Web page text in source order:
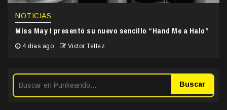
NOTICIAS
Miss May I presentó su nuevo sencillo “Hand Me a Halo”
4 días ago Victor Tellez
Buscar